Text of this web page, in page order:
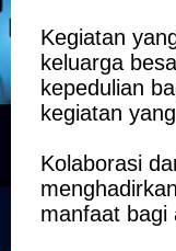
Kegiatan
keluarga
kepedulian
kegiatan
Kolaborasi
manfaat bagi